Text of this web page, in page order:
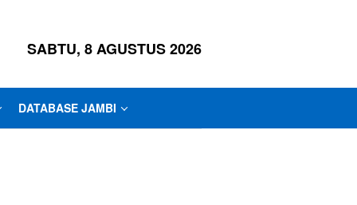
SABTU, 8 AGUSTUS 2026
DATABASE JAMBI